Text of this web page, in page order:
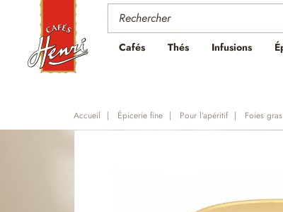
Cafés Thés Infusions
Accueil Épicerie fine Pour l’apéritif Foies